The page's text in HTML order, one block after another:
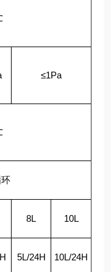
≤1Pa
8L 10L
5L/24H 10L/24H